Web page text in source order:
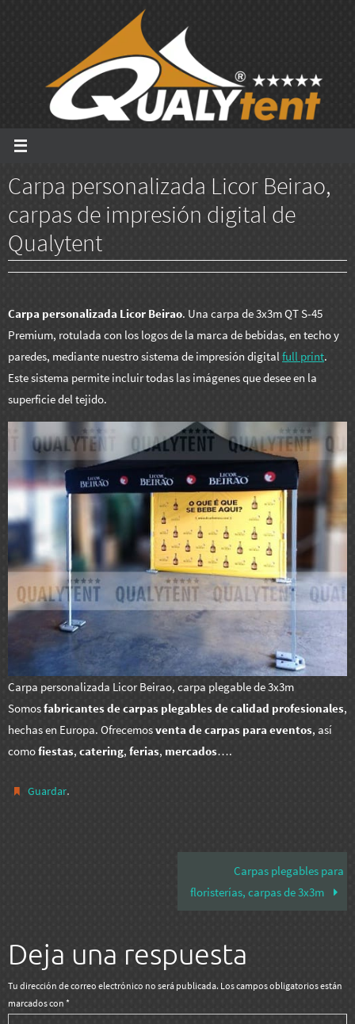
Carpa personalizada Licor Beirao,
carpas de impresión digital de
Qualytent
Carpa personalizada Licor Beirao. Una carpa de 3x3m QT S-45
Premium, rotulada con los logos de la marca de bebidas, en techo y
paredes, mediante nuestro sistema de impresión digitalfull print.
Este sistema permite incluir todas las imágenes que desee en la
superficie del tejido.
Carpa personalizada Licor Beirao, carpa plegable de 3x3m
Somosfabricantes de carpas plegables de calidad profesionales,
hechas en Europa. Ofrecemosventa de carpas para eventos, así
comofiestas, catering, ferias, mercados….
Guardar.
Carpas plegables para
floristerías, carpas de 3x3m
Deja una respuesta
Tu dirección de correo electrónico no será publicada. Los campos obligatorios están
marcados con *